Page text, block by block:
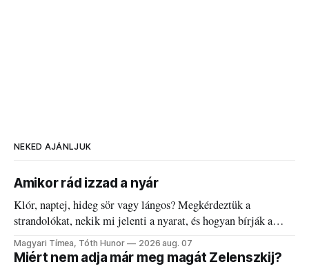
NEKED AJÁNLJUK
Amikor rád izzad a nyár
Klór, naptej, hideg sör vagy lángos? Megkérdeztük a
strandolókat, nekik mi jelenti a nyarat, és hogyan bírják a
kánikulát.
Magyari Tímea, Tóth Hunor 2026 aug. 07
Miért nem adja már meg magát Zelenszkij?